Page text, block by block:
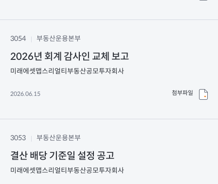
3054 부동산운용본부
2026년 회계 감사인 교체 보고
미래에셋맵스리얼티부동산공모투자회사
2026.06.15 첨부파일
3053 부동산운용본부
결산 배당 기준일 설정 공고
미래에셋맵스리얼티부동산공모투자회사